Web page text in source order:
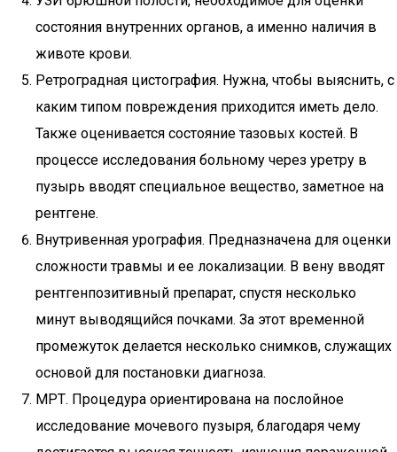
состояния внутренних органов, а именно наличия в
животе крови.
Ретроградная цистография. Нужна, чтобы выяснить, с
каким типом повреждения приходится иметь дело.
Также оценивается состояние тазовых костей. В
процессе исследования больному через уретру в
пузырь вводят специальное вещество, заметное на
рентгене.
Внутривенная урография. Предназначена для оценки
сложности травмы и ее локализации. В вену вводят
рентгенпозитивный препарат, спустя несколько
минут выводящийся почками. За этот временной
промежуток делается несколько снимков, служащих
основой для постановки диагноза.
МРТ. Процедура ориентирована на послойное
исследование мочевого пузыря, благодаря чему